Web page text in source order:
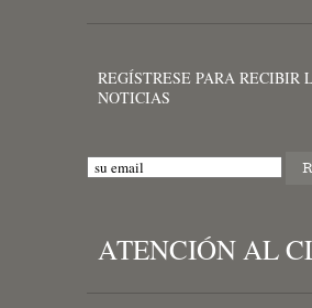
REGÍSTRESE PARA RECIBIR
NOTICIAS
ATENCIÓN AL